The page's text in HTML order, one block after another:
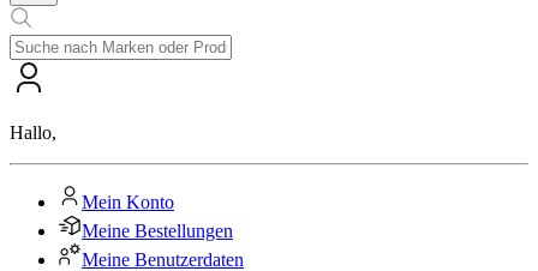
Hallo,
Mein Konto
Meine Bestellungen
Meine Benutzerdaten